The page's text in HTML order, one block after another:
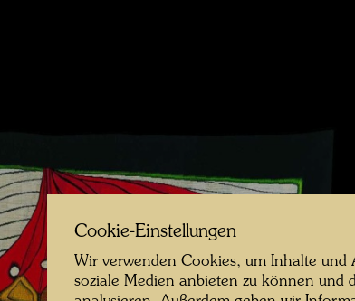
Cookie-Einstellungen
Wir verwenden Cookies, um Inhalte
soziale Medien anbieten zu können und